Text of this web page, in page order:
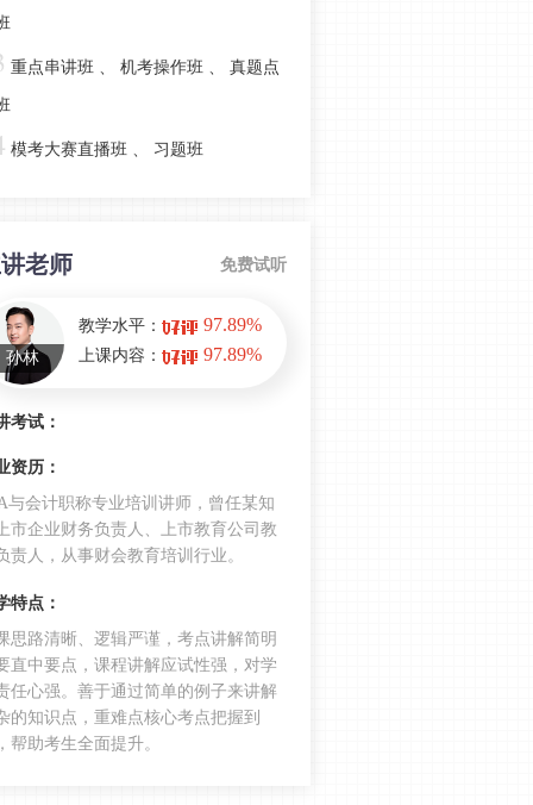
考情分析
建议收藏！2022年注会《经济法》第
一批考情分析
2022年注会经济法考前冲刺篇：票据
注会经济法考前冲刺篇：证券法律制
度
合同法律制度的易错考点汇总，2022
年注会经济法必背考点
按份共有VS共同共有，2022年注会经
础考点
民事法律行为及其效力，2022年注会
考试基础知识
2021年注会经济法年度考情分析 2022
年的考生不容错过！
重点串讲班 、 机考操作班 、 真题点
模考大赛直播班 、 习题班
老师 免费试听
孙林
教学水平： 97.89%
上课内容： 97.89%
考试：
资历：
与会计职称专业培训讲师，曾任某知
市企业财务负责人、上市教育公司教
责人，从事财会教育培训行业。
特点：
思路清晰、逻辑严谨，考点讲解简明
直中要点，课程讲解应试性强，对学
任心强。善于通过简单的例子来讲解
的知识点，重难点核心考点把握到
帮助考生全面提升。